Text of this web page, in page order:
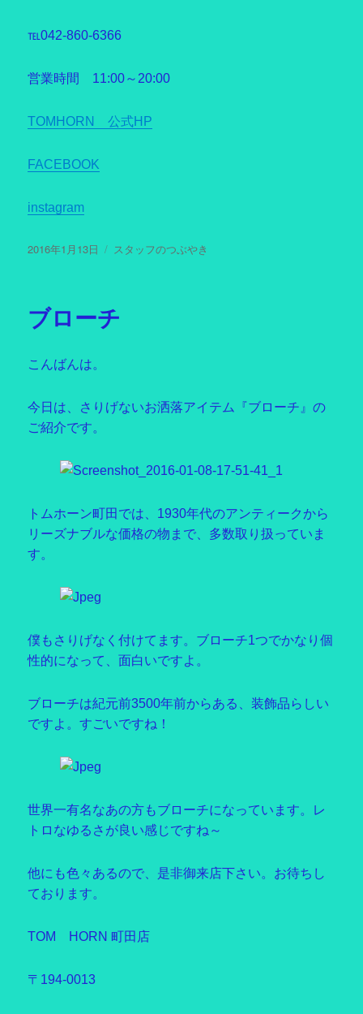
℡042-860-6366
営業時間 11:00～20:00
TOMHORN 公式HP
FACEBOOK
instagram
投
2016年1月13日
カ
ー
スタッフのつぶやき
ブローチ
こんばんは。
今日は、さりげないお洒落アイテム『ブローチ』の
ご紹介です。
トムホーン町田では、1930年代のアンティークから
リーズナブルな価格の物まで、多数取り扱っていま
す。
僕もさりげなく付けてます。ブローチ1つでかなり個
性的になって、面白いですよ。
ブローチは紀元前3500年前からある、装飾品らしい
ですよ。すごいですね！
世界一有名なあの方もブローチになっています。レ
トロなゆるさが良い感じですね～
他にも色々あるので、是非御来店下さい。お待ちし
ております。
TOM HORN 町田店
〒194-0013